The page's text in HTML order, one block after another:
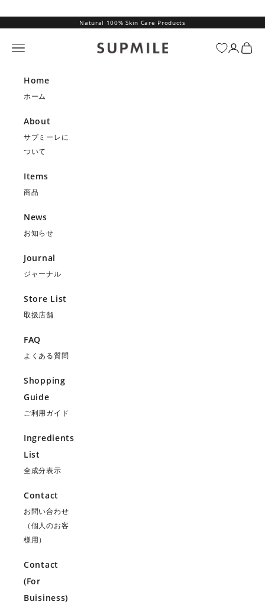
Natural 100% Skin Care Products
SUPMILE（サプミーレ）
メニュー ログイン
カー
Home
ホーム
About
サプミーレに
ついて
Items
商品
News
お知らせ
Journal
ジャーナル
Store List
取扱店舗
FAQ
よくある質問
Shopping
Guide
ご利用ガイド
Ingredients
List
全成分表示
Contact
お問い合わせ
（個人のお客
様用）
Contact
(For
Buisiness)